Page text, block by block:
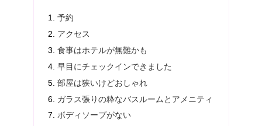
予約
アクセス
食事はホテルが無難かも
早目にチェックインできました
部屋は狭いけどおしゃれ
ガラス張りの粋なバスルームとアメニティ
ボディソープがない